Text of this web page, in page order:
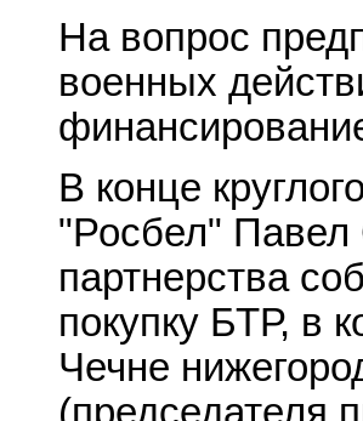
На вопрос
военных
В конце
"Росбел" Павел
партнерства
покупку БТР, в
Чечне